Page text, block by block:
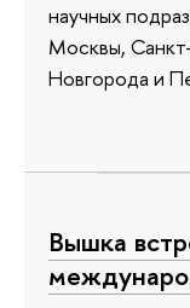
научных
Москвы,
Новгорода и
Вышка